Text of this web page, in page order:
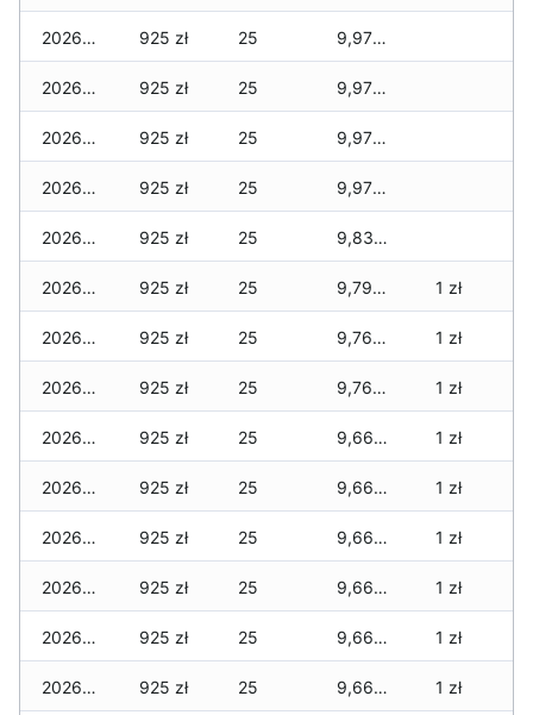
2026-03-16 925 zł 25 9,970 zł
2026-03-15 925 zł 25 9,970 zł
2026-03-14 925 zł 25 9,970 zł
2026-03-13 925 zł 25 9,970 zł
2026-03-12 925 zł 25 9,835 zł
2026-03-11 925 zł 25 9,795 zł 1 zł
2026-03-10 925 zł 25 9,760 zł 1 zł
2026-03-09 925 zł 25 9,760 zł 1 zł
2026-03-08 925 zł 25 9,660 zł 1 zł
2026-03-07 925 zł 25 9,660 zł 1 zł
2026-03-06 925 zł 25 9,660 zł 1 zł
2026-03-05 925 zł 25 9,660 zł 1 zł
2026-03-04 925 zł 25 9,660 zł 1 zł
2026-03-03 925 zł 25 9,660 zł 1 zł